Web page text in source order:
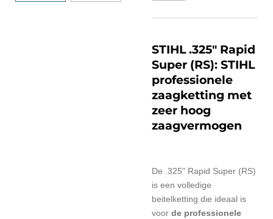
STIHL .325" Rapid
Super (RS): STIHL
professionele
zaagketting met
zeer hoog
zaagvermogen
De .325" Rapid Super (RS)
is een volledige
beitelketting die ideaal is
voor de professionele